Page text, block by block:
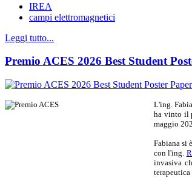
IREA
campi elettromagnetici
Leggi tutto...
Premio ACES 2026 Best Student
L'ing.
ha vinto il
maggio
Fabiana si
con l'ing.
invasiva